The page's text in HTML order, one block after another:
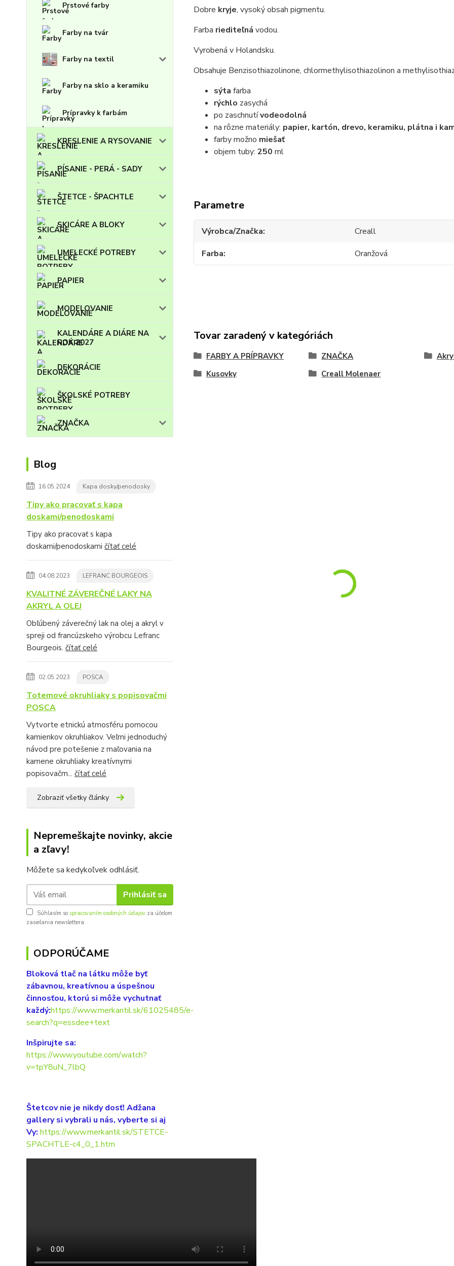
Prstové farby
Farby na tvár
Farby na textil
Farby na sklo a keramiku
Prípravky k farbám
KRESLENIE A RYSOVANIE
PÍSANIE - PERÁ - SADY
ŠTETCE - ŠPACHTLE
SKICÁRE A BLOKY
UMELECKÉ POTREBY
PAPIER
MODELOVANIE
KALENDÁRE A DIÁRE NA
ROK 2027
DEKORÁCIE
ŠKOLSKÉ POTREBY
ZNAČKA
Blog
16.05.2024 Kapa dosky/penodosky
Tipy ako pracovať s kapa
doskami/penodoskami
Tipy ako pracovať s kapa
doskami/penodoskami čítať celé
04.08.2023 LEFRANC BOURGEOIS
KVALITNÉ ZÁVEREČNÉ LAKY NA
AKRYL A OLEJ
Obľúbený záverečný lak na olej a akryl v
spreji od francúzskeho výrobcu Lefranc
Bourgeois. čítať celé
02.05.2023 POSCA
Totemové okruhliaky s popisovačmi
POSCA
Vytvorte etnickú atmosféru pomocou
kamienkov okruhliakov. Veľmi jednoduchý
návod pre potešenie z maľovania na
kamene okruhliaky kreatívnymi
popisovačm... čítať celé
Zobraziť všetky články
Nepremeškajte novinky, akcie
a zľavy!
Môžete sa kedykoľvek odhlásiť.
Prihlásiť sa
Súhlasím so spracovaním osobných údajov za účelom
zasielania newslettera.
ODPORÚČAME
Bloková tlač na látku môže byť
zábavnou, kreatívnou a úspešnou
činnosťou, ktorú si môže vychutnať
každý:https://www.merkantil.sk/61025485/e-
search?q=essdee+text
Inšpirujte sa:
https://www.youtube.com/watch?
v=tpY8uN_7lbQ
Štetcov nie je nikdy dosť! Adžana
gallery si vybrali u nás, vyberte si aj
Vy: https://www.merkantil.sk/STETCE-
SPACHTLE-c4_0_1.htm
Dobre kryje, vysoký obsah pigmentu.
Farba riediteľná vodou.
Vyrobená v Holandsku.
Obsahuje Benzisothiazolinone, chlormethylisothiazolinon a
sýta farba
rýchlo zasychá
po zaschnutívodeodolná
na rôzne materiály: papier, kartón, drevo, keramiku, plátna i
farby možno miešať
objem tuby: 250 ml
Parametre
Výrobca/Značka
Creall
Farba
Oranžová
Tovar zaradený v kategóriách
FARBY A PRÍPRAVKY ZNAČKA
Kusovky
Creall Molenaer